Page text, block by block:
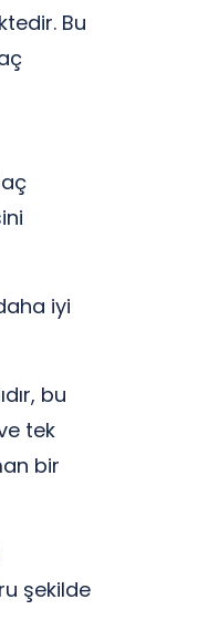
Bu
iyi
bu
tek
bir
şekilde